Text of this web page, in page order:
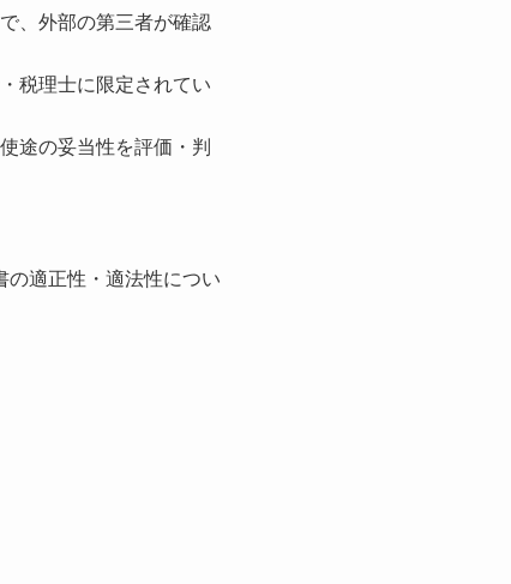
、外部の第三者が確認
税理士に限定されてい
途の妥当性を評価・判
適正性・適法性につい